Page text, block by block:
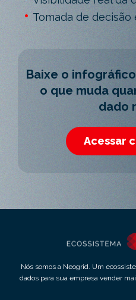
•Tomada de
Baixe o
o que muda
dado
Acessar
Nós somos a Neogrid. Um
dados para sua empresa vender